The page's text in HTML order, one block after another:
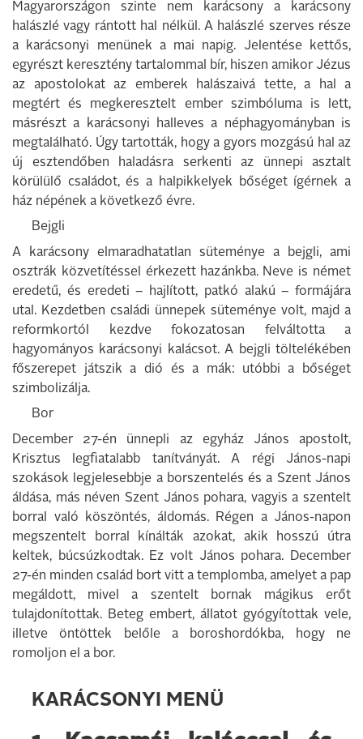
Magyarországon szinte nem karácsony a karácsony
halászlé vagy rántott hal nélkül. A halászlé szerves része
a karácsonyi menünek a mai napig. Jelentése kettős,
egyrészt keresztény tartalommal bír, hiszen amikor Jézus
az apostolokat az emberek halászaivá tette, a hal a
megtért és megkeresztelt ember szimbóluma is lett,
másrészt a karácsonyi halleves a néphagyományban is
megtalálható. Úgy tartották, hogy a gyors mozgású hal az
új esztendőben haladásra serkenti az ünnepi asztalt
körülülő családot, és a halpikkelyek bőséget ígérnek a
ház népének a következő évre.
Bejgli
A karácsony elmaradhatatlan süteménye a bejgli, ami
osztrák közvetítéssel érkezett hazánkba. Neve is német
eredetű, és eredeti – hajlított, patkó alakú – formájára
utal. Kezdetben családi ünnepek süteménye volt, majd a
reformkortól kezdve fokozatosan felváltotta a
hagyományos karácsonyi kalácsot. A bejgli töltelékében
főszerepet játszik a dió és a mák: utóbbi a bőséget
szimbolizálja.
Bor
December 27-én ünnepli az egyház János apostolt,
Krisztus legfiatalabb tanítványát. A régi János-napi
szokások legjelesebbje a borszentelés és a Szent János
áldása, más néven Szent János pohara, vagyis a szentelt
borral való köszöntés, áldomás. Régen a János-napon
megszentelt borral kínálták azokat, akik hosszú útra
keltek, búcsúzkodtak. Ez volt János pohara. December
27-én minden család bort vitt a templomba, amelyet a pap
megáldott, mivel a szentelt bornak mágikus erőt
tulajdonítottak. Beteg embert, állatot gyógyítottak vele,
illetve öntöttek belőle a boroshordókba, hogy ne
romoljon el a bor.
KARÁCSONYI MENÜ